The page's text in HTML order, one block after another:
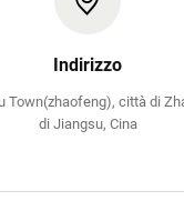
Indirizzo
Town(zhaofeng), città di
di Jiangsu, Cina